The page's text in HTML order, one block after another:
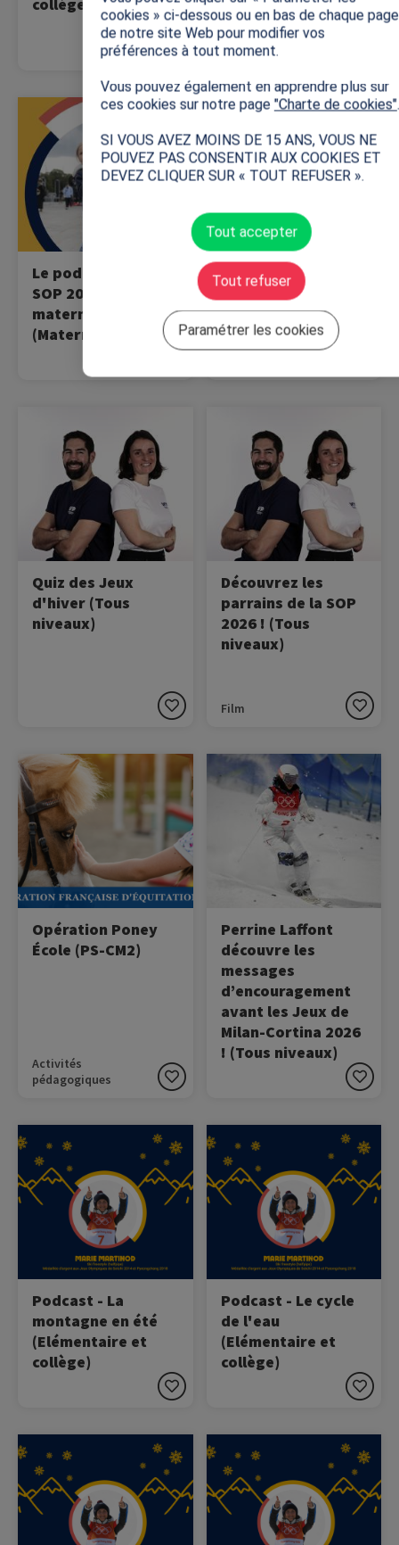
collège (Collège)
élémentaire
(Elémentaire)
Image
Le podcast de la
SOP 2026 - niveau
maternelle
(Maternelle)
Ecoutez le podcast de la
SOP !
Image
Quiz de
mathématiques
des Jeux d'hiver
(Tous niveaux)
Dans cette vidéo, Nikola
Karabatic et Marie Bochet
testent leurs
compétences en
Quiz des Jeux
d'hiver (Tous
niveaux)
Dans cette vidéo, Nikola
Karabatic et Marie Bochet
testent leurs
connaissances sur les Jeux
Olympiques et
Paralympiques d’hiver.
Découvrez les
parrains de la SOP
2026 ! (Tous
niveaux)
Film
Deux des plus grands
palmarès du sport français
parrainent la SOP 2026,
découvrez-les !
Image
Opération Poney
École (PS-CM2)
Activités
pédagogiques
L’opération Poney École,
portée par la Fédération
Française d’Équitation, vise
à faire découvrir
l’équitation aux élèves
dans un cadre
pédagogique et sécurisé.
Image
Perrine Laffont
découvre les
messages
d’encouragement
avant les Jeux de
Milan-Cortina 2026
! (Tous niveaux)
À l’approche des Jeux
olympiques d’hiver de
Milan-Cortina 2026, Perrine
Laffont, championne
française de ski de
bosses, découvre une
série de messages
d’encouragement qui lui
sont adressés.
Image
Podcast - La
montagne en été
(Elémentaire et
collège)
Ecoutez le podcast avec
Marie Martinod !
Image
Podcast - Le cycle
de l'eau
(Elémentaire et
collège)
Ecoutez le podcast avec
Marie Martinod !
Image
Ecoutez le podcast avec
Marie Martinod !
Image
Ecoutez le podcast avec
Marie Martinod !
cookies » ci-dessous ou en bas de chaque page
de notre site Web pour modifier vos
préférences à tout moment.
Vous pouvez également en apprendre plus sur
ces cookies sur notre page "Charte de cookies".
SI VOUS AVEZ MOINS DE 15 ANS, VOUS NE
POUVEZ PAS CONSENTIR AUX COOKIES ET
DEVEZ CLIQUER SUR « TOUT REFUSER ».
Tout accepter
Tout refuser
Paramétrer les cookies